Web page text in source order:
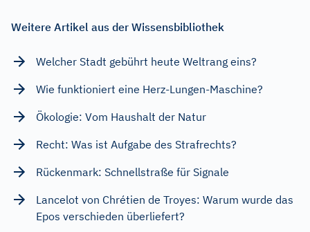
Weitere Artikel aus der Wissensbibliothek
Welcher Stadt gebührt heute Weltrang eins?
Wie funktioniert eine Herz-Lungen-Maschine?
Ökologie: Vom Haushalt der Natur
Recht: Was ist Aufgabe des Strafrechts?
Rückenmark: Schnellstraße für Signale
Lancelot von Chrétien de Troyes: Warum wurde das
Epos verschieden überliefert?